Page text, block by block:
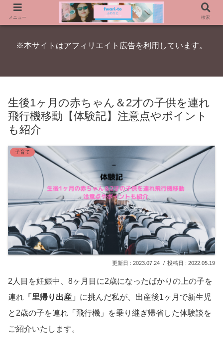
※本サイトはアフィリエイト広告を利用しています。
生後1ヶ月の赤ちゃん＆2才の子供を連れ
飛行機移動【体験記】注意点やポイント
も紹介
子育て
2023.07.24 2022.05.19
2人目を妊娠中、8ヶ月目に2歳になったばかりの上の子を
連れ 「里帰り出産」 に挑んだ私が、出産後1ヶ月で新生児
と2歳の子を連れ「飛行機」を乗り継ぎ帰省した体験談を
ご紹介いたします。
メニュー 検索